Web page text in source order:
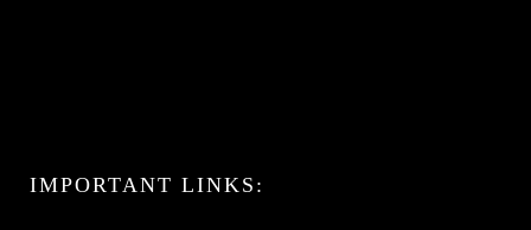
IMPORTANT LINKS: